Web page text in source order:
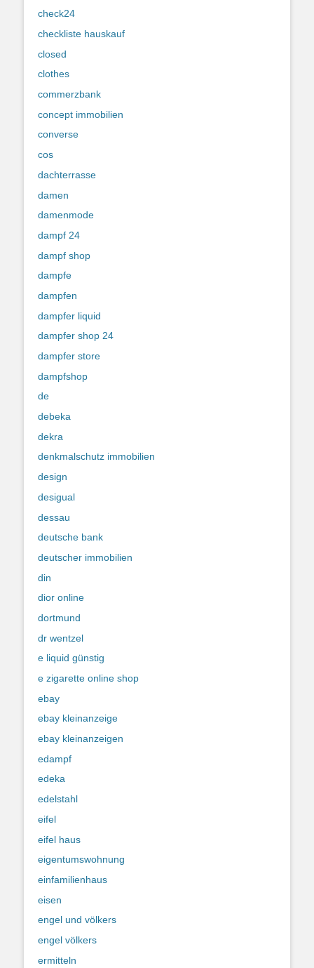
check24
checkliste hauskauf
closed
clothes
commerzbank
concept immobilien
converse
cos
dachterrasse
damen
damenmode
dampf 24
dampf shop
dampfe
dampfen
dampfer liquid
dampfer shop 24
dampfer store
dampfshop
de
debeka
dekra
denkmalschutz immobilien
design
desigual
dessau
deutsche bank
deutscher immobilien
din
dior online
dortmund
dr wentzel
e liquid günstig
e zigarette online shop
ebay
ebay kleinanzeige
ebay kleinanzeigen
edampf
edeka
edelstahl
eifel
eifel haus
eigentumswohnung
einfamilienhaus
eisen
engel und völkers
engel völkers
ermitteln